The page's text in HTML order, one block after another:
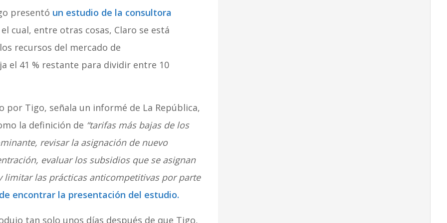
presentó un estudio de la consultora
cual, entre otras cosas, Claro se está
recursos del mercado de
el 41 % restante para dividir entre 10
por Tigo, señala un informé de La República,
la definición de “tarifas más bajas de los
revisar la asignación de nuevo
evaluar los subsidios que se asignan
limitar las prácticas anticompetitivas por parte
encontrar la presentación del estudio.
tan solo unos días después de que Tigo,